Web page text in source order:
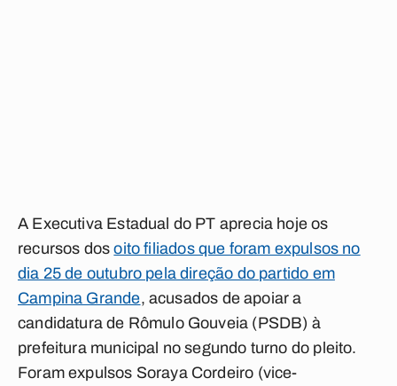
A Executiva Estadual do PT aprecia hoje os
recursos dosoito filiados que foram expulsos no
dia 25 de outubro pela direção do partido em
Campina Grande, acusados de apoiar a
candidatura de Rômulo Gouveia (PSDB) à
prefeitura municipal no segundo turno do pleito.
Foram expulsos Soraya Cordeiro (vice-